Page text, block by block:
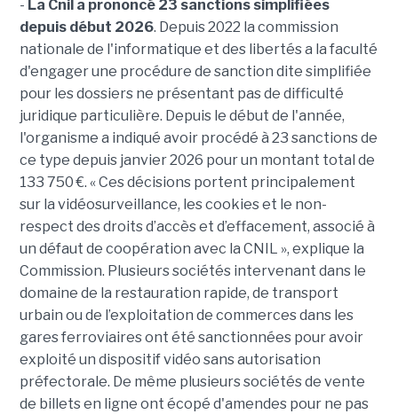
- La Cnil a prononcé 23 sanctions simplifiées
depuis début 2026. Depuis 2022 la commission
nationale de l'informatique et des libertés a la faculté
d'engager une procédure de sanction dite simplifiée
pour les dossiers ne présentant pas de difficulté
juridique particulière. Depuis le début de l'année,
l'organisme a indiqué avoir procédé à 23 sanctions de
ce type depuis janvier 2026 pour un montant total de
133 750 €. « Ces décisions portent principalement
sur la vidéosurveillance, les cookies et le non-
respect des droits d’accès et d’effacement, associé à
un défaut de coopération avec la CNIL », explique la
Commission. Plusieurs sociétés intervenant dans le
domaine de la restauration rapide, de transport
urbain ou de l’exploitation de commerces dans les
gares ferroviaires ont été sanctionnées pour avoir
exploité un dispositif vidéo sans autorisation
préfectorale. De même plusieurs sociétés de vente
de billets en ligne ont écopé d'amendes pour ne pas